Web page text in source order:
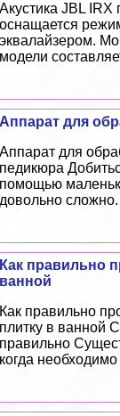
Акустика JBL IRX
оснащается
эквалайзером.
модели
Аппарат для
Аппарат для
педикюра
помощью
довольно
Как правильно
ванной
Как правильно
плитку в ванной
правильно
когда